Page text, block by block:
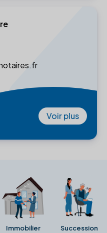
Voir plus
Immobilier Succession